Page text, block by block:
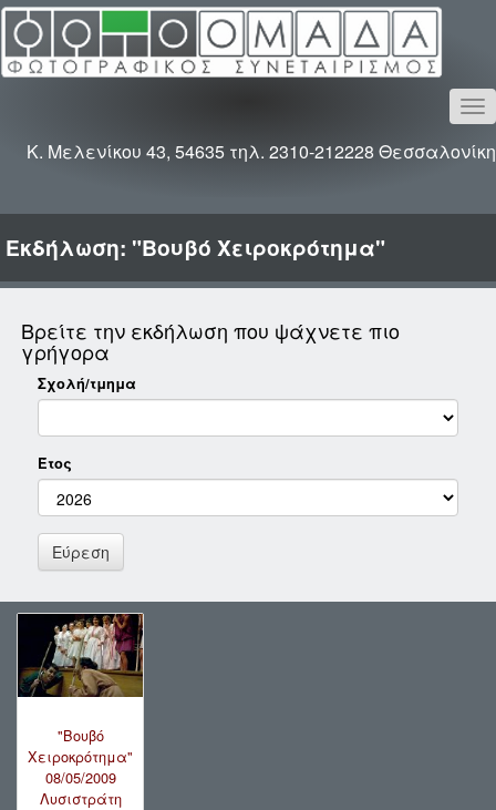
Κ. Μελενίκου 43, 54635 τηλ. 2310-212228 Θεσσαλονίκη
Εκδήλωση: "Βουβό Χειροκρότημα"
Βρείτε την εκδήλωση που ψάχνετε πιο
γρήγορα
Σχολή/τμημα
Έτος
"Βουβό
Χειροκρότημα"
08/05/2009
Λυσιστράτη